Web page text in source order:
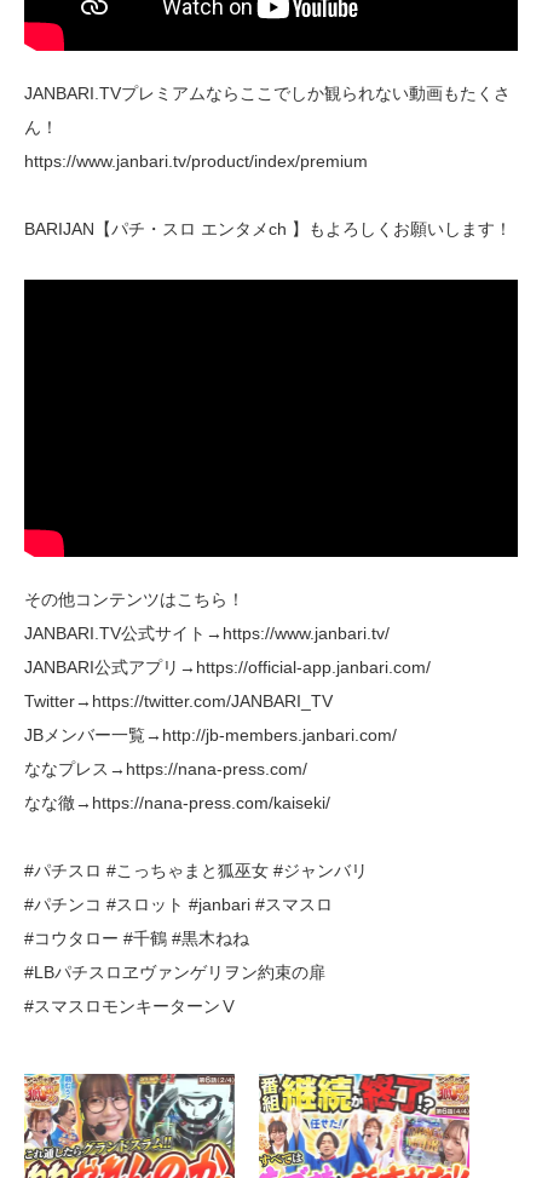
JANBARI.TVプレミアムならここでしか観られない動画もたくさ
ん！
https://www.janbari.tv/product/index/premium
BARIJAN【パチ・スロ エンタメch 】もよろしくお願いします！
その他コンテンツはこちら！
JANBARI.TV公式サイト→https://www.janbari.tv/
JANBARI公式アプリ→https://official-app.janbari.com/
Twitter→https://twitter.com/JANBARI_TV
JBメンバー一覧→http://jb-members.janbari.com/
ななプレス→https://nana-press.com/
なな徹→https://nana-press.com/kaiseki/
#パチスロ #こっちゃまと狐巫女 #ジャンバリ
#パチンコ #スロット #janbari #スマスロ
#コウタロー #千鶴 #黒木ねね
#LBパチスロヱヴァンゲリヲン約束の扉
#スマスロモンキーターンⅤ